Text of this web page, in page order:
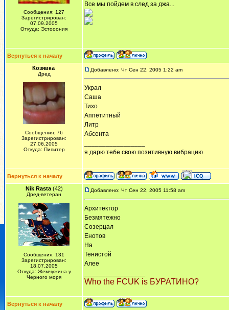
Сообщения: 127
Зарегистрирован:
07.09.2005
Откуда: Эстооония
Все мы пойдем в след за джа...
Вернуться к началу
Козявка
Дред
Сообщения: 76
Зарегистрирован:
27.06.2005
Откуда: Пипитер
Добавлено: Чт Сен 22, 2005 1:22 am
Украл
Саша
Тихо
Аппетитный
Литр
Абсента
я дарю тебе свою позитивную вибрацию
Вернуться к началу
Nik Rasta(42)
Дред-ветеран
Сообщения: 131
Зарегистрирован:
18.07.2005
Откуда: Жемчужина у
Черного моря
Добавлено: Чт Сен 22, 2005 11:58 am
Архитектор
Безмятежно
Созерцал
Енотов
На
Тенистой
Алее
Who the FCUK is БУРАТИНО?
Вернуться к началу